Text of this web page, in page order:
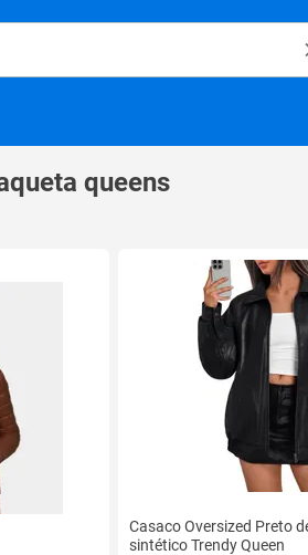
queens
Casaco Oversized Preto
sintético Trendy Queen